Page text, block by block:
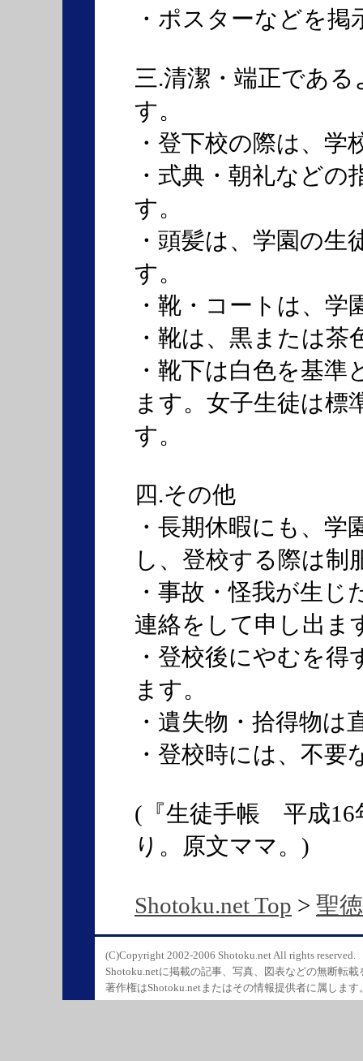
・ポスターなどを
三.清潔・端正であ
す。
・登下校の際は、
・式典・朝礼など
す。
・頭髪は、学園の
す。
・靴・コートは、
・靴は、黒または
・靴下は白色を基
ます。女子生徒は標
す。
四.その他
・長期休暇にも、
し、登校する際は制
・事故・怪我が生
連絡をして申し出ま
・登校後にやむを
ます。
・遺失物・拾得物
・登校時には、不
(『生徒手帳 平成16
り。原文ママ。)
Shotoku.net Top > 聖
(C)Copyright 2002-2006 Shotoku.net All rights reserved.
Shotoku.netに掲載の記事、写真、図表などの無断転載
著作権はShotoku.netまたはその情報提供者に属します